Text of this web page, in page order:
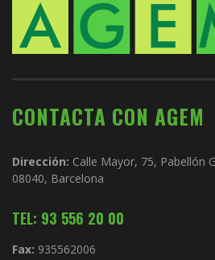
CONTACTA CON AGEM
Dirección: Calle Mayor, 75, Pabellón
08040, Barcelona
TEL: 93 556 20 00
Fax: 935562006